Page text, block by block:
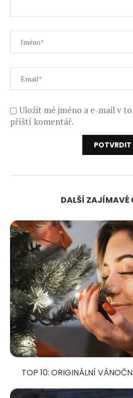
Uložit mé jméno a e-mail v
příští komentář.
DALŠÍ ZAJÍMAVÉ
TOP 10: ORIGINÁLNÍ